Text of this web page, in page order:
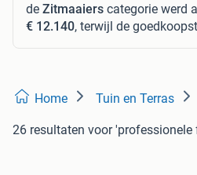
de Zitmaaiers categorie werd
€ 12.140, terwijl de
Home Tuin en Terras
26 resultaten voor 'professionele